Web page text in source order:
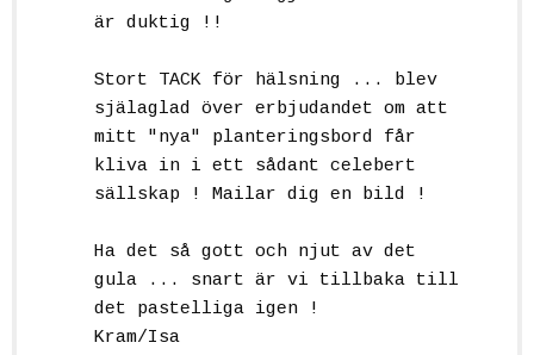
är duktig !!
Stort TACK för hälsning ... blev
själaglad över erbjudandet om att
mitt "nya" planteringsbord får
kliva in i ett sådant celebert
sällskap ! Mailar dig en bild !
Ha det så gott och njut av det
gula ... snart är vi tillbaka till
det pastelliga igen !
Kram/Isa